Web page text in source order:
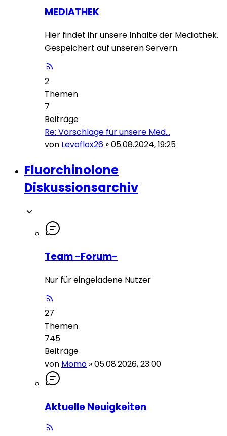
MEDIATHEK
Hier findet ihr unsere Inhalte der Mediathek.
Gespeichert auf unseren Servern.
2
Themen
7
Beiträge
Re: Vorschläge für unsere Med…
von Levoflox26 »05.08.2024, 19:25
Fluorchinolone
Diskussionsarchiv
Team -Forum-
Nur für eingeladene Nutzer
27
Themen
745
Beiträge
von Momo »05.08.2026, 23:00
Aktuelle Neuigkeiten